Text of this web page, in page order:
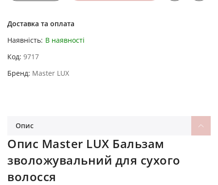
Доставка та оплата
Наявність: В наявності
Код 9717
Бренд Master LUX
Опис
Опис Master LUX Бальзам
зволожувальний для сухого
волосся